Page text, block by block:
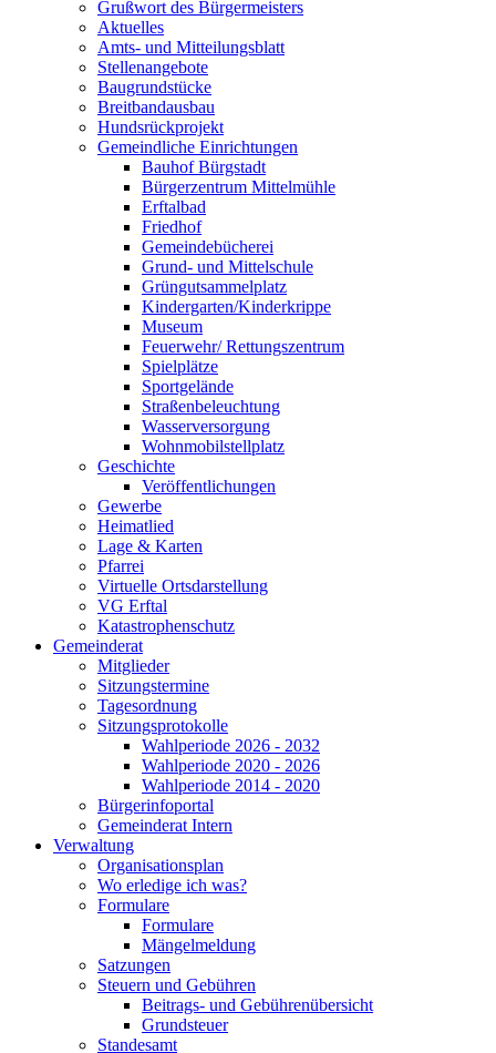
Grußwort des Bürgermeisters
Aktuelles
Amts- und Mitteilungsblatt
Stellenangebote
Baugrundstücke
Breitbandausbau
Hundsrückprojekt
Gemeindliche Einrichtungen
Bauhof Bürgstadt
Bürgerzentrum Mittelmühle
Erftalbad
Friedhof
Gemeindebücherei
Grund- und Mittelschule
Grüngutsammelplatz
Kindergarten/Kinderkrippe
Museum
Feuerwehr/ Rettungszentrum
Spielplätze
Sportgelände
Straßenbeleuchtung
Wasserversorgung
Wohnmobilstellplatz
Geschichte
Veröffentlichungen
Gewerbe
Heimatlied
Lage & Karten
Pfarrei
Virtuelle Ortsdarstellung
VG Erftal
Katastrophenschutz
Gemeinderat
Mitglieder
Sitzungstermine
Tagesordnung
Sitzungsprotokolle
Wahlperiode 2026 - 2032
Wahlperiode 2020 - 2026
Wahlperiode 2014 - 2020
Bürgerinfoportal
Gemeinderat Intern
Verwaltung
Organisationsplan
Wo erledige ich was?
Formulare
Formulare
Mängelmeldung
Satzungen
Steuern und Gebühren
Beitrags- und Gebührenübersicht
Grundsteuer
Standesamt